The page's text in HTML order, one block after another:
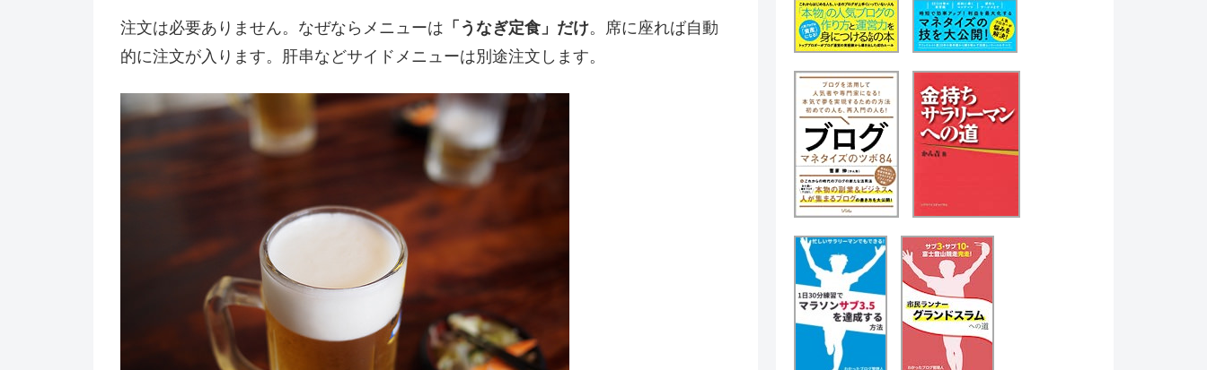
注文は必要ありません。なぜならメニューは 「うなぎ定食」だけ。席に座れば自動
的に注文が入ります。肝串などサイドメニューは別途注文します。